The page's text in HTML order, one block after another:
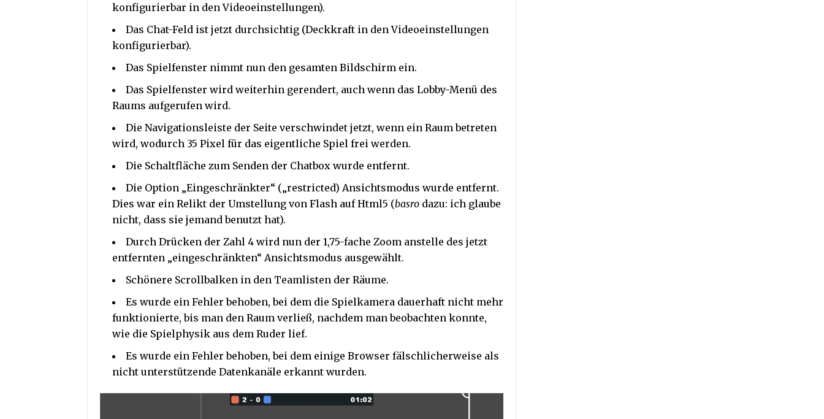
konfigurierbar in den Videoeinstellungen).
Das Chat-Feld ist jetzt durchsichtig (Deckkraft in den Videoeinstellungen
konfigurierbar).
Das Spielfenster nimmt nun den gesamten Bildschirm ein.
Das Spielfenster wird weiterhin gerendert, auch wenn das Lobby-Menü des
Raums aufgerufen wird.
Die Navigationsleiste der Seite verschwindet jetzt, wenn ein Raum betreten
wird, wodurch 35 Pixel für das eigentliche Spiel frei werden.
Die Schaltfläche zum Senden der Chatbox wurde entfernt.
Die Option „Eingeschränkter“ („restricted) Ansichtsmodus wurde entfernt.
Dies war ein Relikt der Umstellung von Flash auf Html5 (basro dazu: ich glaube
nicht, dass sie jemand benutzt hat).
Durch Drücken der Zahl 4 wird nun der 1,75-fache Zoom anstelle des jetzt
entfernten „eingeschränkten“ Ansichtsmodus ausgewählt.
Schönere Scrollbalken in den Teamlisten der Räume.
Es wurde ein Fehler behoben, bei dem die Spielkamera dauerhaft nicht mehr
funktionierte, bis man den Raum verließ, nachdem man beobachten konnte,
wie die Spielphysik aus dem Ruder lief.
Es wurde ein Fehler behoben, bei dem einige Browser fälschlicherweise als
nicht unterstützende Datenkanäle erkannt wurden.